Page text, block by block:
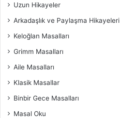
Uzun Hikayeler
Arkadaşlık ve Paylaşma Hikayeleri
Keloğlan Masalları
Grimm Masalları
Aile Masalları
Klasik Masallar
Binbir Gece Masalları
Masal Oku